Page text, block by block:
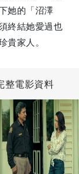
她的「沼澤
終結她愛過也
貴家人。
整電影資料